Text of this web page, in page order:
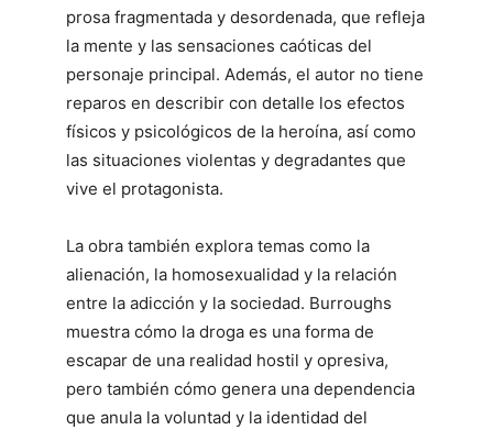
prosa fragmentada y desordenada, que refleja
la mente y las sensaciones caóticas del
personaje principal. Además, el autor no tiene
reparos en describir con detalle los efectos
físicos y psicológicos de la heroína, así como
las situaciones violentas y degradantes que
vive el protagonista.
La obra también explora temas como la
alienación, la homosexualidad y la relación
entre la adicción y la sociedad. Burroughs
muestra cómo la droga es una forma de
escapar de una realidad hostil y opresiva,
pero también cómo genera una dependencia
que anula la voluntad y la identidad del